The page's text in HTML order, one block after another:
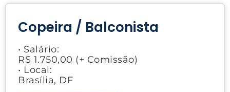
Copeira / Balconista
• Salário:
R$ 1.750,00 (+ Comissão)
• Local:
Brasília, DF